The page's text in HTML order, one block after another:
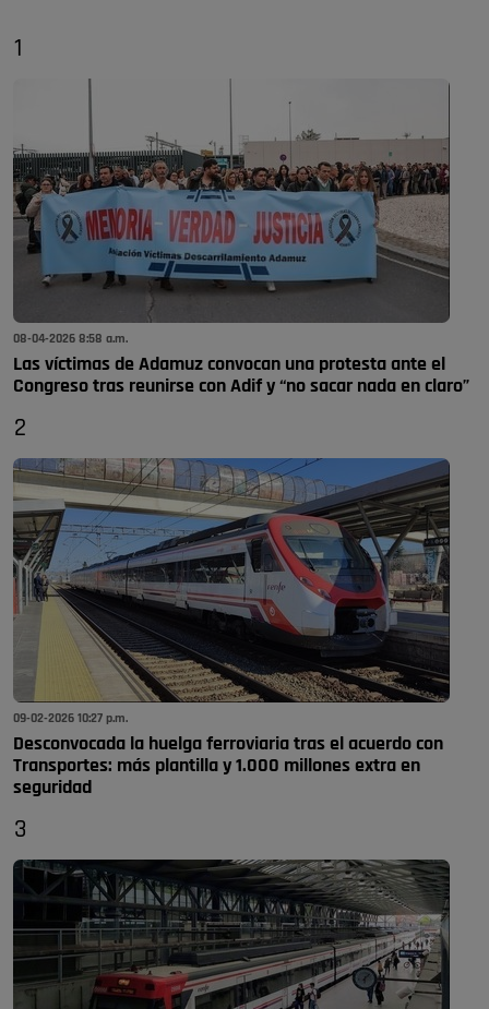
1
08-04-2026 8:58 a.m.
Las víctimas de Adamuz convocan una protesta ante el
Congreso tras reunirse con Adif y “no sacar nada en claro”
2
09-02-2026 10:27 p.m.
Desconvocada la huelga ferroviaria tras el acuerdo con
Transportes: más plantilla y 1.000 millones extra en
seguridad
3